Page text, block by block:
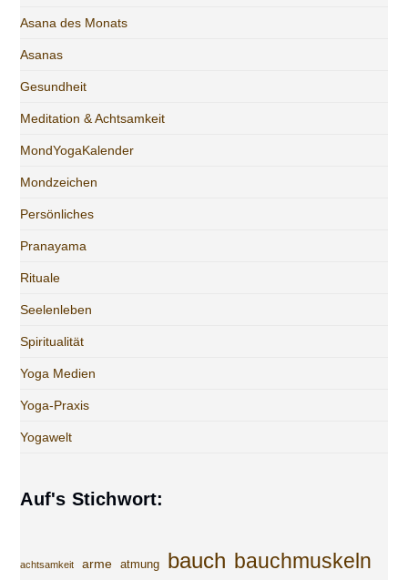
Asana des Monats
Asanas
Gesundheit
Meditation & Achtsamkeit
MondYogaKalender
Mondzeichen
Persönliches
Pranayama
Rituale
Seelenleben
Spiritualität
Yoga Medien
Yoga-Praxis
Yogawelt
Auf's Stichwort:
achtsamkeit arme atmung bauch bauchmuskeln